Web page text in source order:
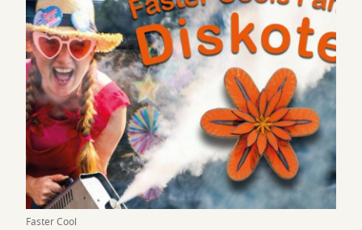
Faster Cool